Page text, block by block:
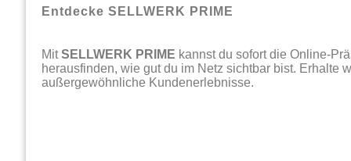
Entdecke SELLWERK PRIME
MitSELLWERK PRIME kannst du sofort die Online-
herausfinden, wie gut du im Netz sichtbar bist. Erhalte
außergewöhnliche Kundenerlebnisse.